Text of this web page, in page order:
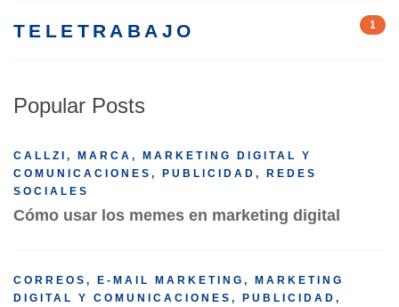
TELETRABAJO 1
Popular Posts
CALLZI , MARCA , MARKETING DIGITAL Y
COMUNICACIONES , PUBLICIDAD , REDES
SOCIALES
Cómo usar los memes en marketing digital
CORREOS , E-MAIL MARKETING , MARKETING
DIGITAL Y COMUNICACIONES , PUBLICIDAD ,